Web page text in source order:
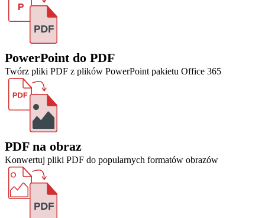
PowerPoint do PDF
Twórz pliki PDF z plików PowerPoint pakietu Office 365
PDF na obraz
Konwertuj pliki PDF do popularnych formatów obrazów